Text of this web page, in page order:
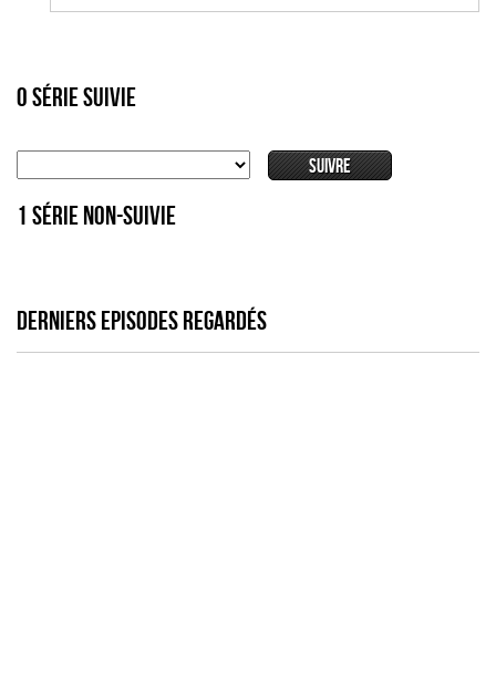
0 série suivie
1 série non-suivie
DERNIERS EPISODES REGARDÉS